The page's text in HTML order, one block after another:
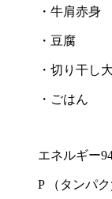
・牛肩
・豆
・切り干
・ごは
エネルギー
P （タンパ